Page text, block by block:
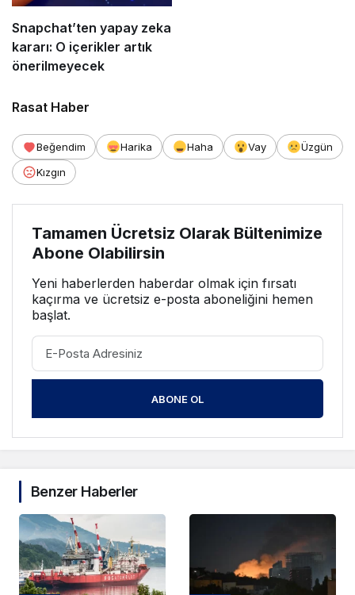
Snapchat’ten yapay zeka
kararı: O içerikler artık
önerilmeyecek
Rasat Haber
Beğendim Harika Haha Vay
Üzgün
Kızgın
Tamamen Ücretsiz Olarak Bültenimize
Abone Olabilirsin
Yeni haberlerden haberdar olmak için fırsatı
kaçırma ve ücretsiz e-posta aboneliğini hemen
başlat.
ABONE OL
Benzer Haberler